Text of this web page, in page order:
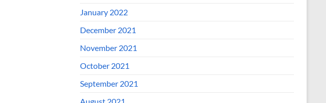
January 2022
December 2021
November 2021
October 2021
September 2021